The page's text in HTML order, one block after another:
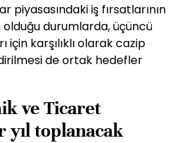
piyasasındaki iş fırsatlarının
olduğu durumlarda, üçüncü
için karşılıklı olarak cazip
de ortak hedefler
ve Ticaret
yıl toplanacak